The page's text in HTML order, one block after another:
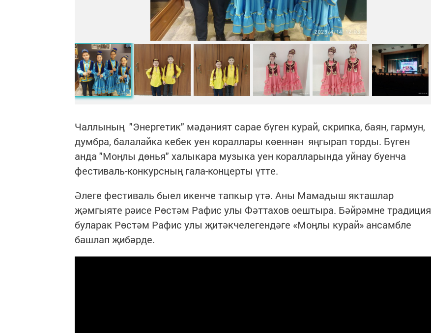
Чаллының "Энергетик" мәдәният сарае бүген курай, скрипка, баян, гармун,
думбра, балалайка кебек уен кораллары көеннән яңгырап торды. Бүген
анда "Моңлы дөнья" халыкара музыка уен коралларында уйнау буенча
фестиваль-конкурсның гала-концерты үтте.
Әлеге фестиваль быел икенче тапкыр үтә. Аны Мамадыш якташлар
җәмгыяте рәисе Рөстәм Рафис улы Фәттахов оештыра. Бәйрәмне традиция
буларак Рөстәм Рафис улы җитәкчелегендәге «Моңлы курай» ансамбле
башлап җибәрде.